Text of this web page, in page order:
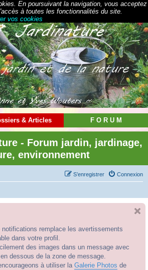
En poursuivant la navigation, vous acceptez
à toutes les fonctionnalités du site.
vos cookies
& Articles F O R U M
- Forum jardin, jardinage,
environnement
Connexion
S’enregistrer
notifications remplace les avertissements
dans votre profil.
des images dans un message avec
dessous de la zone de message.
à utiliser la Galerie Photos de